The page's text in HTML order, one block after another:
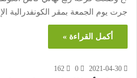
جرت يوم الجمعة بمقر الكونفدرالية
أكمل القراءة »
2021-04-30
0
162